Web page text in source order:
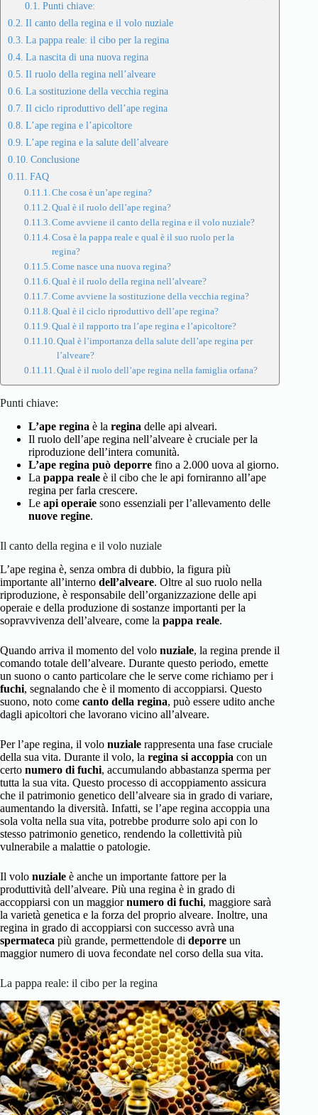
Punti chiave:
Il canto della regina e il volo nuziale
La pappa reale: il cibo per la regina
La nascita di una nuova regina
Il ruolo della regina nell’alveare
La sostituzione della vecchia regina
Il ciclo riproduttivo dell’ape regina
L’ape regina e l’apicoltore
L’ape regina e la salute dell’alveare
Conclusione
FAQ
Che cosa è un’ape regina?
Qual è il ruolo dell’ape regina?
Come avviene il canto della regina e il volo nuziale?
Cosa è la pappa reale e qual è il suo ruolo per la
regina?
Come nasce una nuova regina?
Qual è il ruolo della regina nell’alveare?
Come avviene la sostituzione della vecchia regina?
Qual è il ciclo riproduttivo dell’ape regina?
Qual è il rapporto tra l’ape regina e l’apicoltore?
Qual è l’importanza della salute dell’ape regina per
l’alveare?
Qual è il ruolo dell’ape regina nella famiglia orfana?
Punti chiave:
L’ape regina è la regina delle api alveari.
Il ruolo dell’ape regina nell’alveare è cruciale per la
riproduzione dell’intera comunità.
L’ape regina può deporre fino a 2.000 uova al giorno.
La pappa reale è il cibo che le api forniranno all’ape
regina per farla crescere.
Le api operaie sono essenziali per l’allevamento delle
nuove regine.
Il canto della regina e il volo nuziale
L’ape regina è, senza ombra di dubbio, la figura più
importante all’interno dell’alveare. Oltre al suo ruolo nella
riproduzione, è responsabile dell’organizzazione delle api
operaie e della produzione di sostanze importanti per la
sopravvivenza dell’alveare, come la pappa reale.
Quando arriva il momento del volo nuziale, la regina prende il
comando totale dell’alveare. Durante questo periodo, emette
un suono o canto particolare che le serve come richiamo per i
fuchi, segnalando che è il momento di accoppiarsi. Questo
suono, noto come canto della regina, può essere udito anche
dagli apicoltori che lavorano vicino all’alveare.
Per l’ape regina, il volo nuziale rappresenta una fase cruciale
della sua vita. Durante il volo, la regina si accoppia con un
certo numero di fuchi, accumulando abbastanza sperma per
tutta la sua vita. Questo processo di accoppiamento assicura
che il patrimonio genetico dell’alveare sia in grado di variare,
aumentando la diversità. Infatti, se l’ape regina accoppia una
sola volta nella sua vita, potrebbe produrre solo api con lo
stesso patrimonio genetico, rendendo la collettività più
vulnerabile a malattie o patologie.
Il volo nuziale è anche un importante fattore per la
produttività dell’alveare. Più una regina è in grado di
accoppiarsi con un maggiornumero di fuchi, maggiore sarà
la varietà genetica e la forza del proprio alveare. Inoltre, una
regina in grado di accoppiarsi con successo avrà una
spermateca più grande, permettendole di deporre un
maggior numero di uova fecondate nel corso della sua vita.
La pappa reale: il cibo per la regina